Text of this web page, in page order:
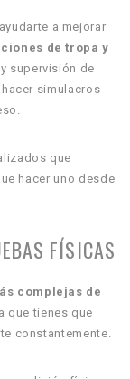
a mejorar
de tropa y
supervisión de
simulacros
que
hacer uno desde
FÍSICAS
complejas de
que tienes que
constantemente.